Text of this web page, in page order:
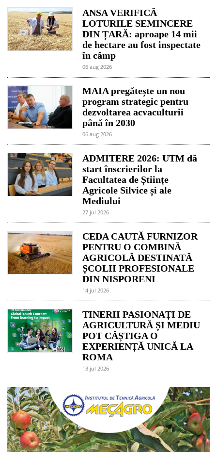
ANSA VERIFICĂ
LOTURILE SEMINCERE
DIN ȚARĂ: aproape 14 mii
de hectare au fost inspectate
în câmp
06 aug 2026
MAIA pregătește un nou
program strategic pentru
dezvoltarea acvaculturii
până în 2030
06 aug 2026
ADMITERE 2026: UTM dă
start înscrierilor la
Facultatea de Științe
Agricole Silvice și ale
Mediului
27 jul 2026
CEDA CAUTĂ FURNIZOR
PENTRU O COMBINĂ
AGRICOLĂ DESTINATĂ
ȘCOLII PROFESIONALE
DIN NISPORENI
14 jul 2026
TINERII PASIONAȚI DE
AGRICULTURĂ ȘI MEDIU
POT CÂȘTIGA O
EXPERIENȚĂ UNICĂ LA
ROMA
13 jul 2026